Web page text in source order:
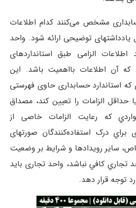
مشخص می‌کنند کدام اطلاعات
توضیحی ارائه شود. واحد
الزامی طبق استانداردهای
آن اطلاعات بااهمیت باشد. این
استاندارد حسابداری حاوی فهرستی
الزامات را تعیین کند، مصداق
که رعایت الزامات خاصی از
براي درک استفاده‌کنندگان صورتهای
ساير رويدادها و شرايط بر وضعيت
تجاري کافي نباشد، واحد تجاری باید
توجه قرار دهد.